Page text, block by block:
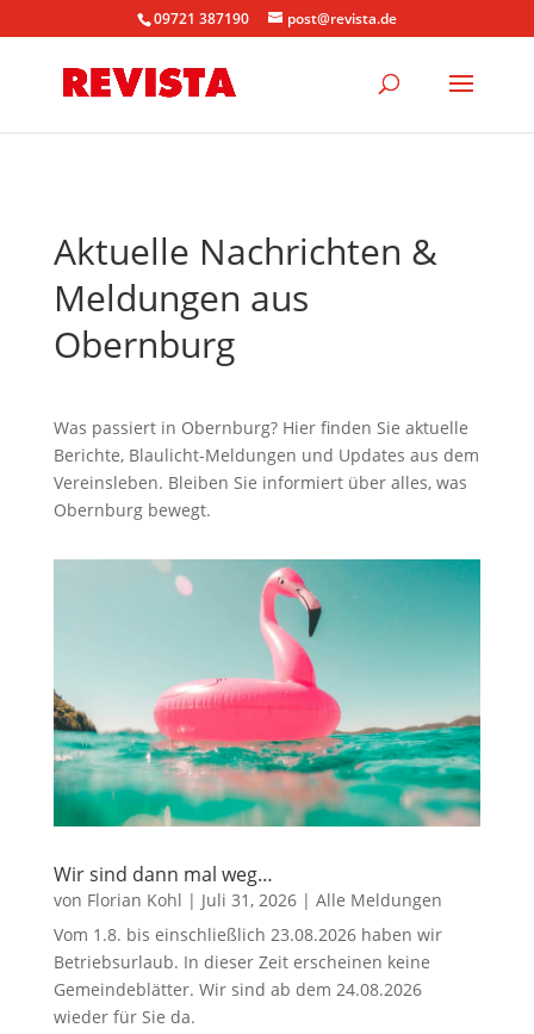
09721 387190 post@revista.de
Aktuelle Nachrichten &
Meldungen aus
Obernburg
Was passiert in Obernburg? Hier finden Sie aktuelle
Berichte, Blaulicht-Meldungen und Updates aus dem
Vereinsleben. Bleiben Sie informiert über alles, was
Obernburg bewegt.
Wir sind dann mal weg…
von Florian Kohl | Juli 31, 2026| Alle Meldungen
Vom 1.8. bis einschließlich 23.08.2026 haben wir
Betriebsurlaub. In dieser Zeit erscheinen keine
Gemeindeblätter. Wir sind ab dem 24.08.2026
wieder für Sie da.